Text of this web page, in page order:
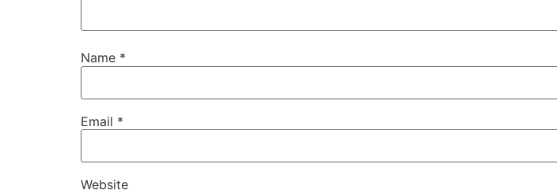
Name *
Email *
Website